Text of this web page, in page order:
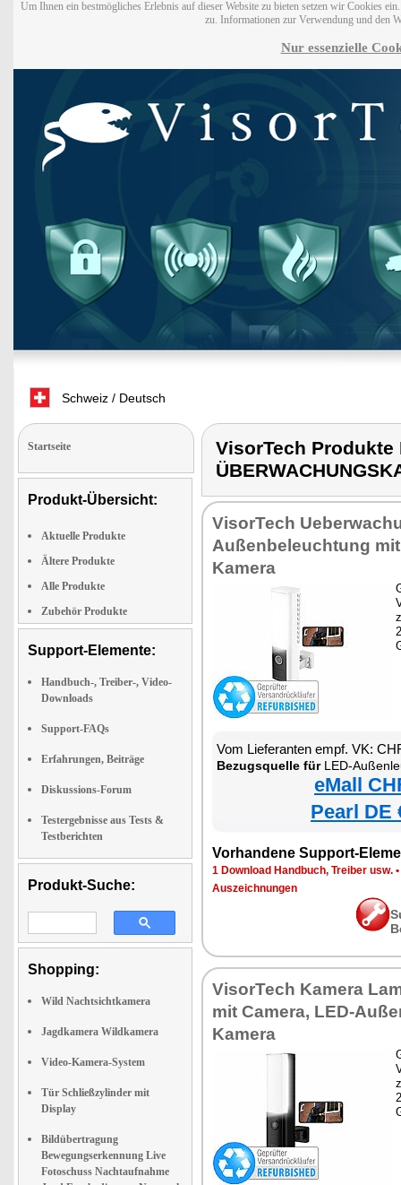
Um Ihnen ein bestmögliches Erlebnis auf dieser Website zu bieten setzen wir Cookies
zu. Informationen zur Verwendung und den
Nur essenzielle
Schweiz / Deutsch
Startseite
Produkt-Übersicht:
Aktuelle Produkte
Ältere Produkte
Alle Produkte
Zubehör Produkte
Support-Elemente:
Handbuch-, Treiber-, Video-
Downloads
Support-FAQs
Erfahrungen, Beiträge
Diskussions-Forum
Testergebnisse aus Tests &
Testberichten
Produkt-Suche:
Shopping:
Wild Nachtsichtkamera
Jagdkamera Wildkamera
Video-Kamera-System
Tür Schließzylinder mit
Display
Bildübertragung
Bewegungserkennung Live
Fotoschuss Nachtaufnahme
VisorTech Produkte
VisorTech
Außenbeleuchtung
Kamera
Vom Lieferanten empf. VK:
Bezugsquelle fürLED-Außenleuchte
eMall
Pearl DE
Vorhandene Support-
1 Download Handbuch, Treiber usw. •
Auszeichnungen
VisorTech Kamera
mit Camera, LED-
Kamera